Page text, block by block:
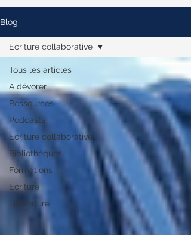
Blog
Tous les articles
A dévorer
Ressources
Podcasts
Ecriture collaborative
Bibliothèques
Formations
Ecriture
Littérature
Ecriture collaborative